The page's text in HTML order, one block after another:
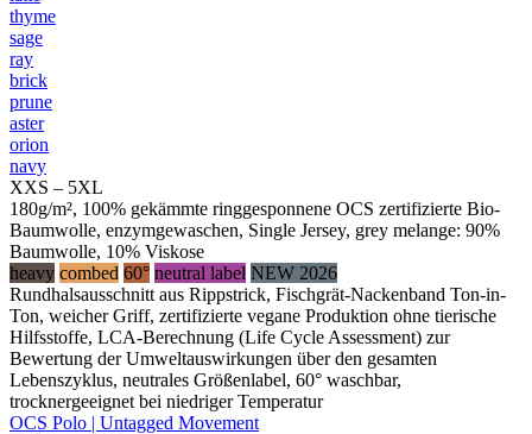
thyme
sage
ray
brick
prune
aster
orion
navy
XXS – 5XL
180g/m², 100% gekämmte ringgesponnene OCS zertifizierte Bio-
Baumwolle, enzymgewaschen, Single Jersey, grey melange: 90%
Baumwolle, 10% Viskose
heavy combed 60° neutral label NEW 2026
Rundhalsausschnitt aus Rippstrick, Fischgrät-Nackenband Ton-in-
Ton, weicher Griff, zertifizierte vegane Produktion ohne tierische
Hilfsstoffe, LCA-Berechnung (Life Cycle Assessment) zur
Bewertung der Umweltauswirkungen über den gesamten
Lebenszyklus, neutrales Größenlabel, 60° waschbar,
trocknergeeignet bei niedriger Temperatur
OCS Polo | Untagged Movement